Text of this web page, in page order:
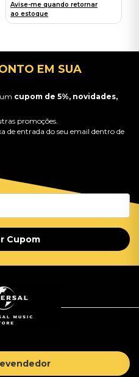
Avise-me quando retornar
ao estoque
EM SUA
cupom de 5%, novidades,
promoções.
de entrada do seu email dentro de
Cupom